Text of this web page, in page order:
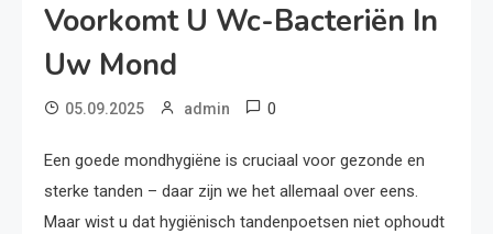
Voorkomt U Wc-Bacteriën In
Uw Mond
05.09.2025 admin 0
Een goede mondhygiëne is cruciaal voor gezonde en
sterke tanden – daar zijn we het allemaal over eens.
Maar wist u dat hygiënisch tandenpoetsen niet ophoudt